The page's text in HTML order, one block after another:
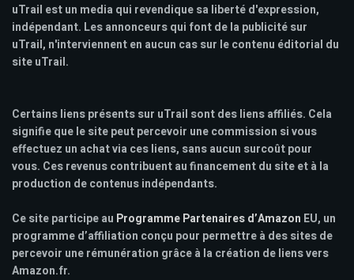
uTrail est un media qui revendique sa liberté d'expression,
indépendant. Les annonceurs qui font de la publicité sur
uTrail, n'interviennent en aucun cas sur le contenu éditorial du
site uTrail.
Certains liens présents sur uTrail sont des liens affiliés. Cela
signifie que le site peut percevoir une commission si vous
effectuez un achat via ces liens, sans aucun surcoût pour
vous. Ces revenus contribuent au financement du site et à la
production de contenus indépendants.
Ce site participe au Programme Partenaires d’Amazon EU, un
programme d’affiliation conçu pour permettre à des sites de
percevoir une rémunération grâce à la création de liens vers
Amazon.fr.